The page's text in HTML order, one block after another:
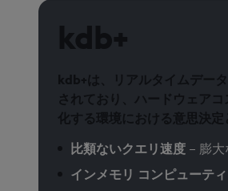
kdb+
kdb+は、リアルタイムデー
されており、ハードウェア
化する環境における意思決
比類ないクエリ速度 – 膨
インメモリ コンピューテ